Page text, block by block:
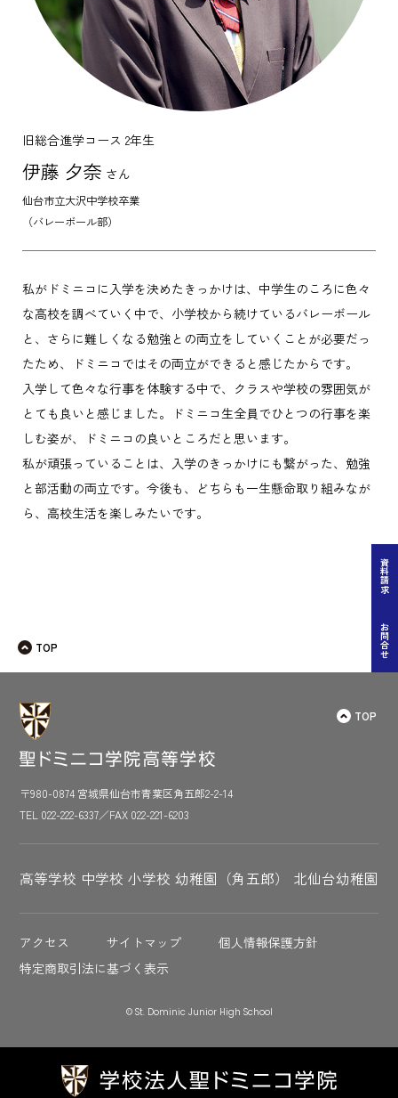
旧総合進学コース 2年生
伊藤 夕奈 さん
仙台市立大沢中学校卒業
（バレーボール部）
私がドミニコに入学を決めたきっかけは、中学生のころに色々
な高校を調べていく中で、小学校から続けているバレーボール
と、さらに難しくなる勉強との両立をしていくことが必要だっ
たため、ドミニコではその両立ができると感じたからです。
入学して色々な行事を体験する中で、クラスや学校の雰囲気が
とても良いと感じました。ドミニコ生全員でひとつの行事を楽
しむ姿が、ドミニコの良いところだと思います。
私が頑張っていることは、入学のきっかけにも繋がった、勉強
と部活動の両立です。今後も、どちらも一生懸命取り組みなが
ら、高校生活を楽しみたいです。
TOP
資料請求
お問合せ
TOP
〒980-0874 宮城県仙台市青葉区角五郎2-2-14
TEL 022-222-6337／FAX 022-221-6203
高等学校 中学校 小学校 幼稚園（角五郎） 北仙台幼稚園
アクセス サイトマップ
個人情報保護方針
特定商取引法に基づく表示
© St. Dominic Junior High School